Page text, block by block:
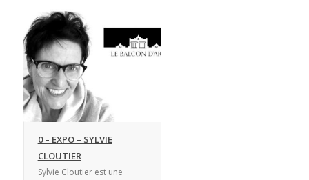
0 – EXPO – SYLVIE
CLOUTIER
Sylvie Cloutier est une